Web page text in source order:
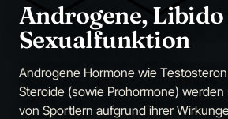
Androgene,
Sexualfunktion
Androgene Hormone wie
Steroide (sowie Prohormone)
von Sportlern aufgrund ihrer